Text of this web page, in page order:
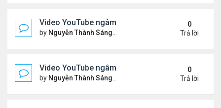
Video YouTube ngâm bài thơ nhạc lục bát "Thổn
by Nguyễn Thành Sáng Chủ nhật Tháng 5 24, 2026
0
Trả lời
Video YouTube ngâm bài Thơ Nhạc Lục Bát "Để
by Nguyễn Thành Sáng Thứ 7 Tháng 5 16, 2026 10:35
0
Trả lời